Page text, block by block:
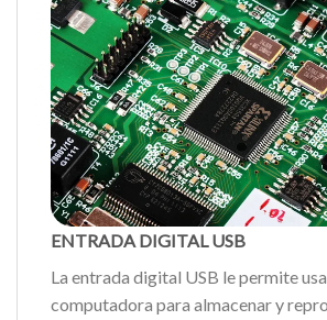
ENTRADA DIGITAL USB
La entrada digital USB le permite
computadora para almacenar y